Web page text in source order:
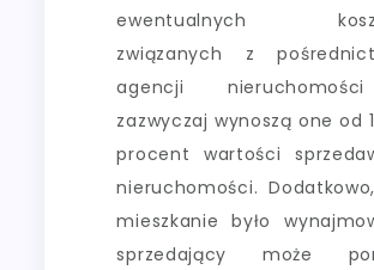
ewentualnych
związanych z
agencji
zazwyczaj wynoszą one od
procent wartości
nieruchomości.
mieszkanie było
sprzedający może